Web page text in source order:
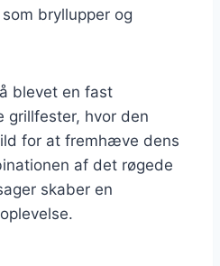
bryllupper og
blevet en fast
grillfester, hvor den
for at fremhæve dens
af det røgede
skaber en